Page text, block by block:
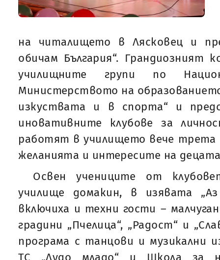
на читалището в Лясковец и
обичам България“. Грандиозният
училищните групи по
Министерството на
изкуствата и в спорта“ и
иновативните клубове за
работят в училището вече трета
желанията и интересите на
Освен учениците от
училище домакин, в изявата
включиха и техни гости –
градини „Пчелица“, „Радост“ и
програма с танцови и музикални
ТС „Лудо младо“ и Школа за